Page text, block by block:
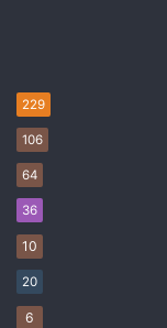
229
106
64
36
10
20
6